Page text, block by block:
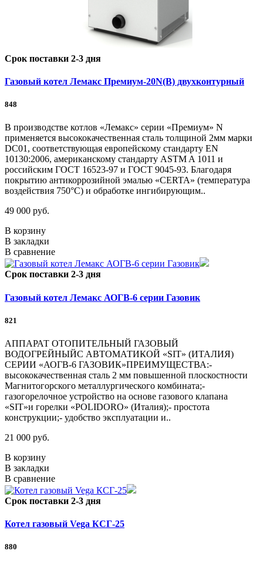
Срок поставки 2-3 дня
Газовый котел Лемакс Премиум-20N(В) двухконтурный
848
В производстве котлов «Лемакс» серии «Премиум» N
применяется высококачественная сталь толщиной 2мм марки
DC01, соответствующая европейскому стандарту EN
10130:2006, американскому стандарту ASTM A 1011 и
российским ГОСТ 16523-97 и ГОСТ 9045-93. Благодаря
покрытию антикоррозийной эмалью «CERTA» (температура
воздействия 750°С) и обработке ингибирующим..
49 000 руб.
В корзину
В закладки
В сравнение
Срок поставки 2-3 дня
Газовый котел Лемакс АОГВ-6 серии Газовик
821
АППАРАТ ОТОПИТЕЛЬНЫЙ ГАЗОВЫЙ
ВОДОГРЕЙНЫЙС АВТОМАТИКОЙ «SIT» (ИТАЛИЯ)
СЕРИИ «АОГВ-6 ГАЗОВИК»ПРЕИМУЩЕСТВА:-
высококачественная сталь 2 мм повышенной плоскостности
Магнитогорского металлургического комбината;-
газогорелочное устройство на основе газового клапана
«SIT»и горелки «POLIDORO» (Италия);- простота
конструкции;- удобство эксплуатации и..
21 000 руб.
В корзину
В закладки
В сравнение
Срок поставки 2-3 дня
Котел газовый Vega КСГ-25
880